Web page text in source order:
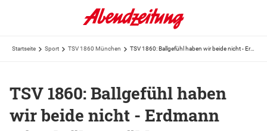
Startseite Sport TSV 1860 München TSV 1860: Ballgefühl haben wir beide nicht - Erdmann witzelt über Mölders-Post
TSV 1860: Ballgefühl haben
wir beide nicht - Erdmann